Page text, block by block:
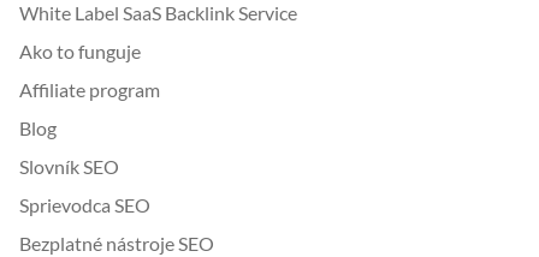
White Label SaaS Backlink Service
Ako to funguje
Affiliate program
Blog
Slovník SEO
Sprievodca SEO
Bezplatné nástroje SEO